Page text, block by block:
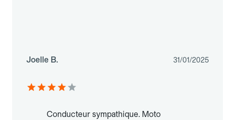
Joelle B. 31/01/2025
Conducteur sympathique. Moto